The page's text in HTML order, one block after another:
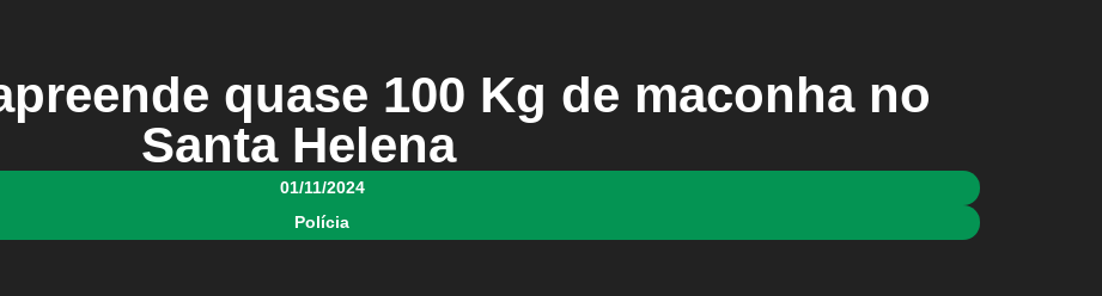
quase 100 Kg de maconha no
Santa Helena
01/11/2024
Polícia